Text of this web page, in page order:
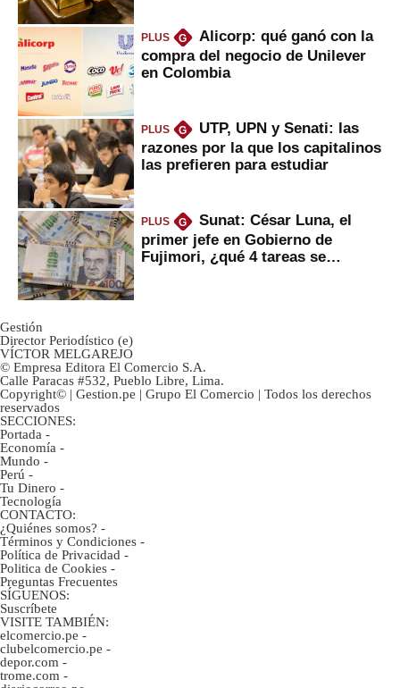
PLUS G
Alicorp: qué ganó con la
compra del negocio de Unilever
en Colombia
PLUS G
UTP, UPN y Senati: las
razones por la que los capitalinos
las prefieren para estudiar
PLUS G
Sunat: César Luna, el
primer jefe en Gobierno de
Fujimori, ¿qué 4 tareas se
Gestión
Director Periodístico (e)
VÍCTOR MELGAREJO
© Empresa Editora El Comercio S.A.
Calle Paracas #532, Pueblo Libre, Lima.
Copyright© | Gestion.pe | Grupo El Comercio | Todos los derechos
reservados
SECCIONES:
Portada -
Economía -
Mundo -
Perú -
Tu Dinero -
Tecnología
CONTACTO:
¿Quiénes somos? -
Términos y Condiciones -
Política de Privacidad -
Politica de Cookies -
Preguntas Frecuentes
SÍGUENOS:
Suscríbete
VISITE TAMBIÉN:
elcomercio.pe -
clubelcomercio.pe -
depor.com -
trome.com -